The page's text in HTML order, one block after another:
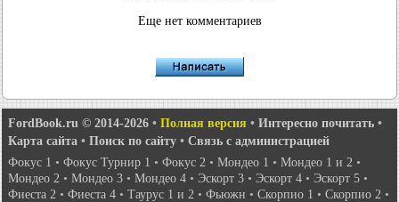
Еще нет комментариев
FordBook.ru © 2014-2026 • Полная версия • Интересно почитать •
Карта сайта • Поиск по сайту • Связь с администрацией
Фокус 1 • Фокус Турнир 1 • Фокус 2 • Мондео 1 • Мондео 1 и 2 •
Мондео 2 • Мондео 3 • Мондео 4 • Эскорт 3 • Эскорт 4 • Эскорт 5 •
Фиеста 2 • Фиеста 4 • Таурус 1 и 2 • Фьюжн • Скорпио 1 • Скорпио 2 •